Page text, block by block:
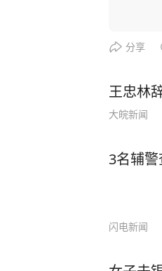
更加激发中国的爆发力！ 举例
方面全速前进。” 面对美国芯片封锁，中
5%；稀
让美军司令直呼“没法比”
士”。比
导下，
分享
王忠林
大皖新闻
3名辅
闪电新闻